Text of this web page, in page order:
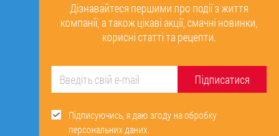
Дізнавайтеся першими про події з життя
компанії, а також цікаві акції, смачні новинки,
корисні статті та рецепти.
Підписатися
Підписуючись, я даю згоду на обробку
персональних даних.